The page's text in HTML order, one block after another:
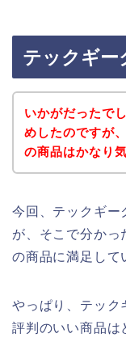
テックギー
いかがだったで
めしたのですが
の商品はかなり
今回、テックギー
が、そこで分かっ
の商品に満足して
やっぱり、テック
評判のいい商品は